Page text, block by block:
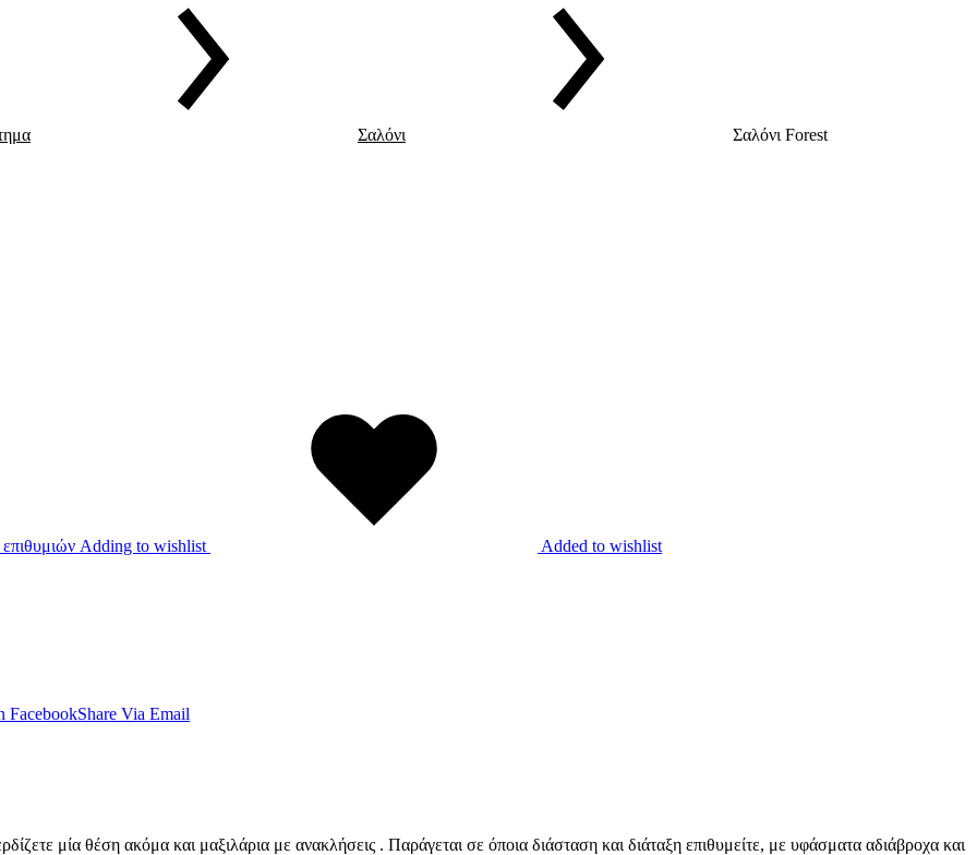
Σαλόνι Σαλόνι Forest
Adding to wishlist Added to wishlist
FacebookShare Via Email
μία θέση ακόμα και μαξιλάρια με ανακλήσεις . Παράγεται σε όποια διάσταση και διάταξη επιθυμείτε, με υφάσματα αδιάβροχα και